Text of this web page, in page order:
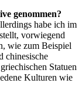
genommen?
habe ich im
vorwiegend
wie zum Beispiel
chinesische
Statuen
Kulturen wie